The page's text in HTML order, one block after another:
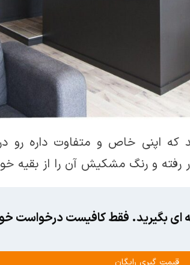
که اپنی خاص و متفاوت داره رو در
و رنگ مشکیش آن را از بقیه
ای بگیرید. فقط کافیست درخواست
قیمت گیریِ رایگان